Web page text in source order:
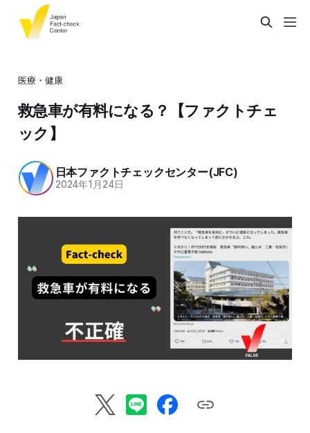
医療・健康
救急車が有料になる？【ファクトチェ
ック】
日本ファクトチェックセンター(JFC)
2024年1月24日